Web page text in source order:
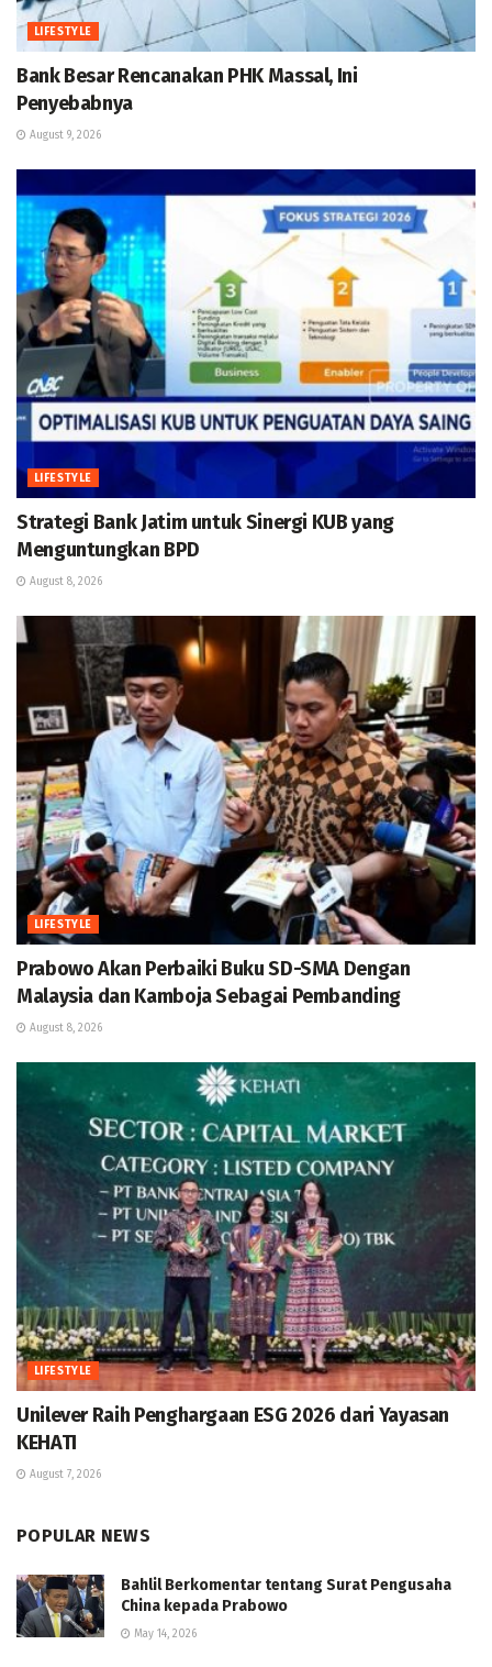
LIFESTYLE
Bank Besar Rencanakan PHK Massal, Ini
Penyebabnya
August 9, 2026
LIFESTYLE
Strategi Bank Jatim untuk Sinergi KUB yang
Menguntungkan BPD
August 8, 2026
LIFESTYLE
Prabowo Akan Perbaiki Buku SD-SMA Dengan
Malaysia dan Kamboja Sebagai Pembanding
August 8, 2026
LIFESTYLE
Unilever Raih Penghargaan ESG 2026 dari Yayasan
KEHATI
August 7, 2026
POPULAR NEWS
Bahlil Berkomentar tentang Surat Pengusaha
China kepada Prabowo
May 14, 2026